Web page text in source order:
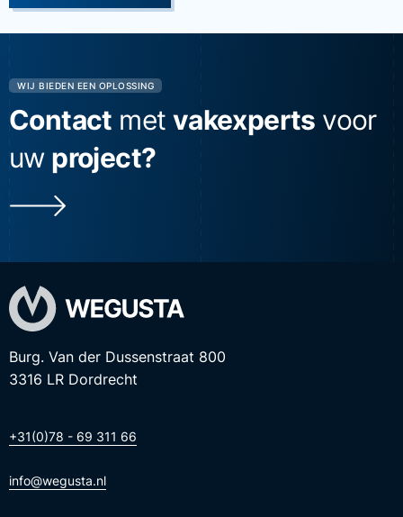
WIJ BIEDEN EEN OPLOSSING
Contact met vakexperts voor
uw project?
Burg. Van der Dussenstraat 800
3316 LR Dordrecht
+31(0)78 - 69 311 66
info@wegusta.nl